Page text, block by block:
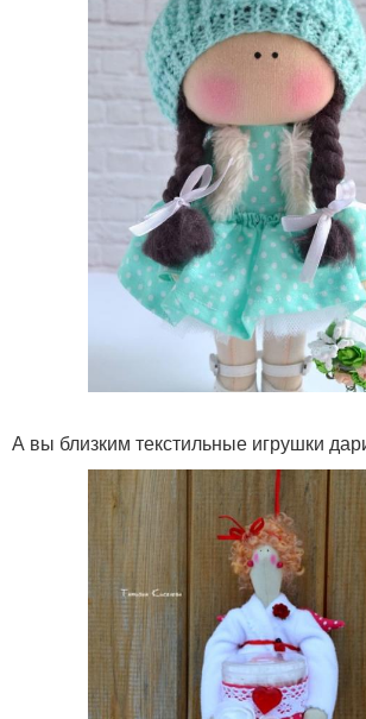
А вы близким текстильные игрушки